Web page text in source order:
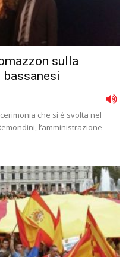
sulla
che si è svolta nel
l’amministrazione